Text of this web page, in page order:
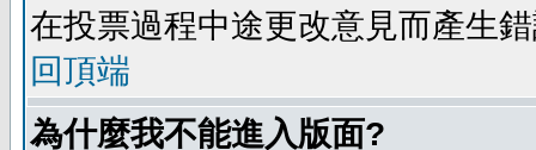
在投票過程中途更改意見而產生
回頂端
為什麼我不能進入版面?